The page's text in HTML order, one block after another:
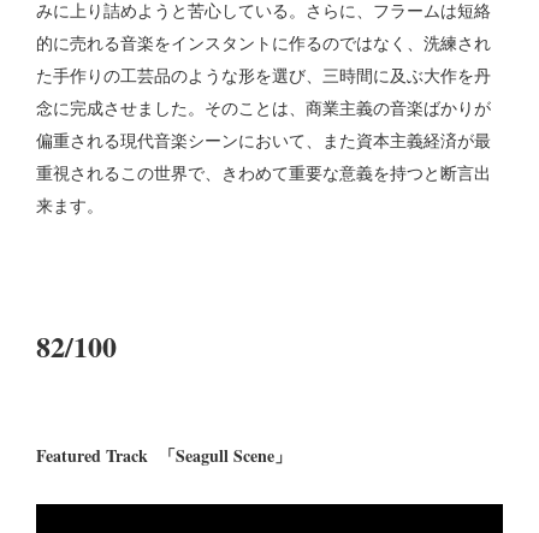
みに上り詰めようと苦心している。さらに、フラームは短絡
的に売れる音楽をインスタントに作るのではなく、洗練され
た手作りの工芸品のような形を選び、三時間に及ぶ大作を丹
念に完成させました。そのことは、商業主義の音楽ばかりが
偏重される現代音楽シーンにおいて、また資本主義経済が最
重視されるこの世界で、きわめて重要な意義を持つと断言出
来ます。
82/100
Featured Track 「Seagull Scene」